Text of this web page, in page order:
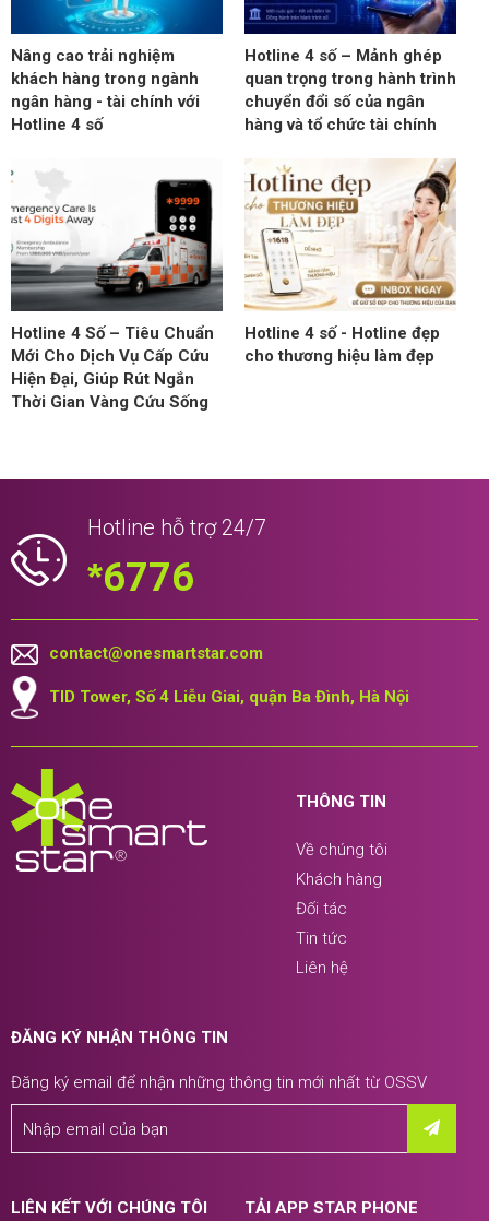
Nâng cao trải nghiệm
khách hàng trong ngành
ngân hàng - tài chính với
Hotline 4 số
Hotline 4 số – Mảnh ghép
quan trọng trong hành trình
chuyển đổi số của ngân
hàng và tổ chức tài chính
Hotline 4 Số – Tiêu Chuẩn
Mới Cho Dịch Vụ Cấp Cứu
Hiện Đại, Giúp Rút Ngắn
Thời Gian Vàng Cứu Sống
Hotline 4 số - Hotline đẹp
cho thương hiệu làm đẹp
Hotline hỗ trợ 24/7
*6776
contact@onesmartstar.com
TID Tower, Số 4 Liễu Giai, quận Ba Đình, Hà Nội
THÔNG TIN
Về chúng tôi
Khách hàng
Đối tác
Tin tức
Liên hệ
ĐĂNG KÝ NHẬN THÔNG TIN
Đăng ký email để nhận những thông tin mới nhất từ OSSV
LIÊN KẾT VỚI CHÚNG TÔI TẢI APP STAR PHONE